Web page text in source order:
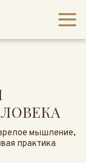
мышление,
практика